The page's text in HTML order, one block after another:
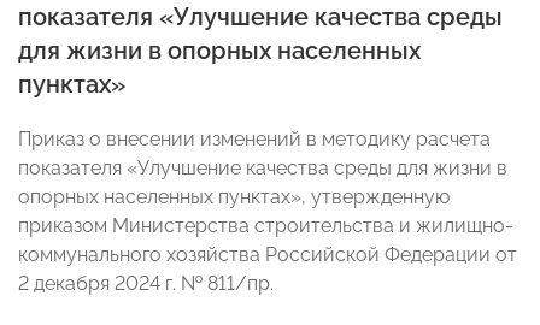
показателя «Улучшение качества среды
для жизни в опорных населенных
пунктах»
Приказ о внесении изменений в методику расчета
показателя «Улучшение качества среды для жизни в
опорных населенных пунктах», утвержденную
приказом Министерства строительства и жилищно-
коммунального хозяйства Российской Федерации от
2 декабря 2024 г. № 811/пр.